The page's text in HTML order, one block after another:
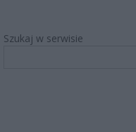
Szukaj w serwisie